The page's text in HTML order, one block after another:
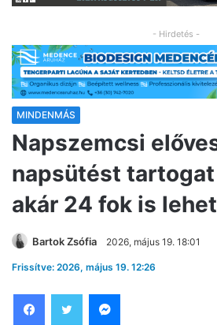
- Hirdetés -
MINDENMÁS
Napszemcsi
napsütést tartogat
akár 24 fok is
Bartok Zsófia 2026, május 19. 18:01
Frissítve: 2026, május 19. 12:26